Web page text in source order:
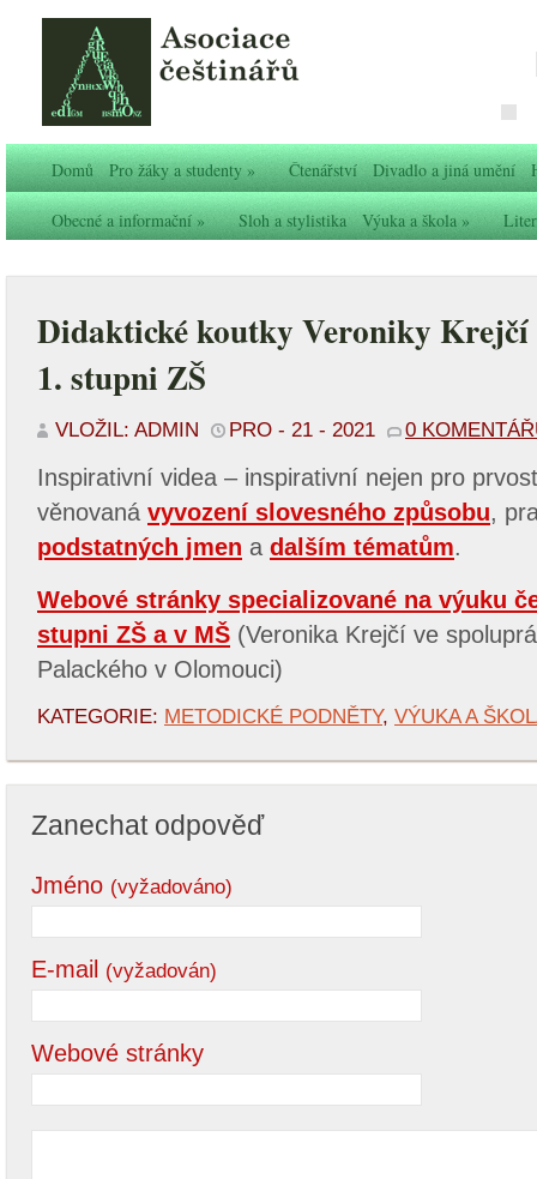
Domů Pro žáky a studenty» Čtenářství Divadlo a jiná umění
Obecné a informační» Sloh a stylistika Výuka a škola»
Didaktické koutky Veroniky
1. stupni ZŠ
VLOŽIL: ADMIN PRO - 21 - 2021 0
Inspirativní videa – inspirativní nejen pro
věnovaná vyvození slovesného způsobu,
podstatných jmen a dalším tématům.
Webové stránky specializované na výuku
stupni ZŠ a v MŠ (Veronika Krejčí ve
Palackého v Olomouci)
KATEGORIE: METODICKÉ PODNĚTY, VÝUKA A
Zanechat odpověď
Jméno (vyžadováno)
E-mail (vyžadován)
Webové stránky